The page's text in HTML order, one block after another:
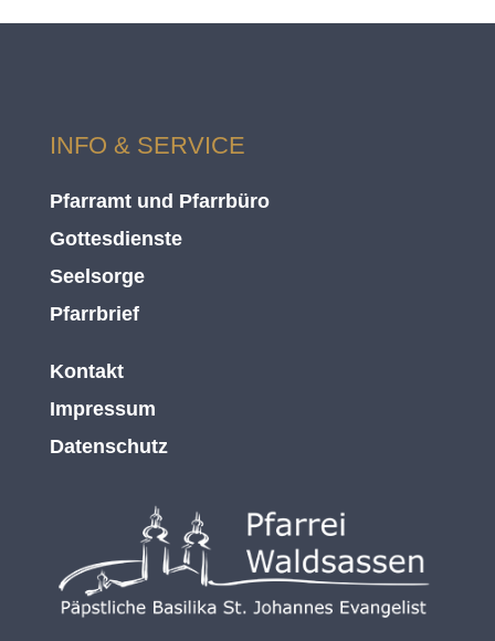
INFO & SERVICE
Pfarramt und Pfarrbüro
Gottesdienste
Seelsorge
Pfarrbrief
Kontakt
Impressum
Datenschutz